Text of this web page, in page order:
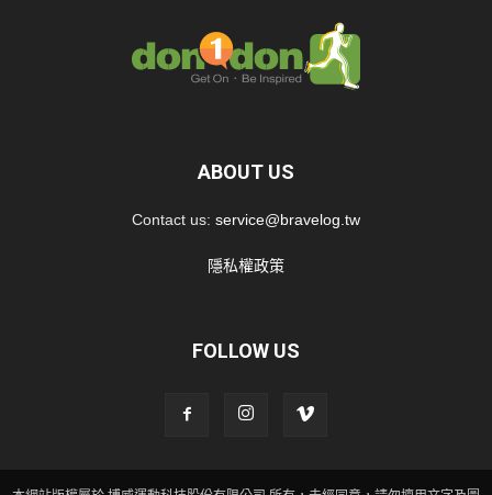
ABOUT US
Contact us: service@bravelog.tw
隱私權政策
FOLLOW US